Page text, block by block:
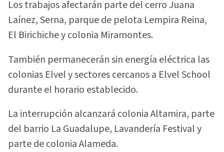
Los trabajos afectarán parte del cerro Juana
Laínez, Serna, parque de pelota Lempira Reina,
El Birichiche y colonia Miramontes.
También permanecerán sin energía eléctrica las
colonias Elvel y sectores cercanos a Elvel School
durante el horario establecido.
La interrupción alcanzará colonia Altamira, parte
del barrio La Guadalupe, Lavandería Festival y
parte de colonia Alameda.